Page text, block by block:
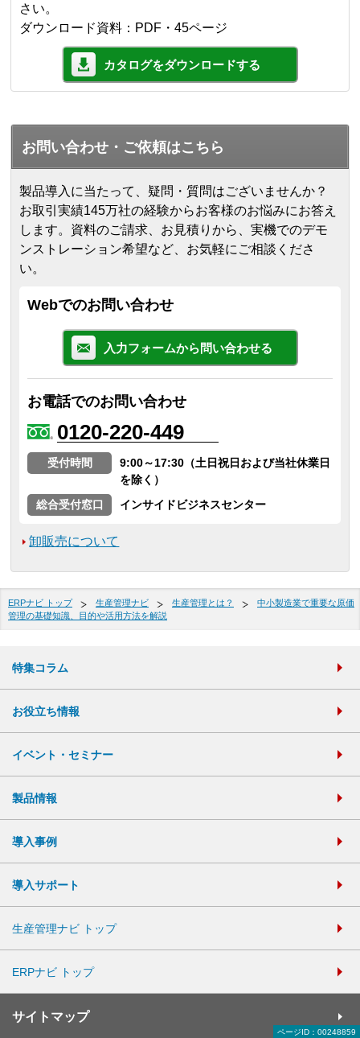
さい。
ダウンロード資料：PDF・45ページ
カタログをダウンロードする
お問い合わせ・ご依頼はこちら
製品導入に当たって、疑問・質問はございませんか？
お取引実績145万社の経験からお客様のお悩みにお答え
します。 資料のご請求、お見積りから、実機でのデモ
ンストレーション希望など、お気軽にご相談くださ
い。
Webでのお問い合わせ
入力フォームから問い合わせる
お電話でのお問い合わせ
0120-220-449
受付時間
9:00～17:30（土日祝日および当社休業日
を除く）
総合受付窓口
インサイドビジネスセンター
卸販売について
ページID：00248859
ERPナビ トップ 生産管理ナビ 生産管理とは？
中小製造業で重要な原価
管理の基礎知識、目的や活用方法を解説
特集コラム
お役立ち情報
イベント・セミナー
製品情報
導入事例
導入サポート
生産管理ナビ トップ
ERPナビ トップ
サイトマップ